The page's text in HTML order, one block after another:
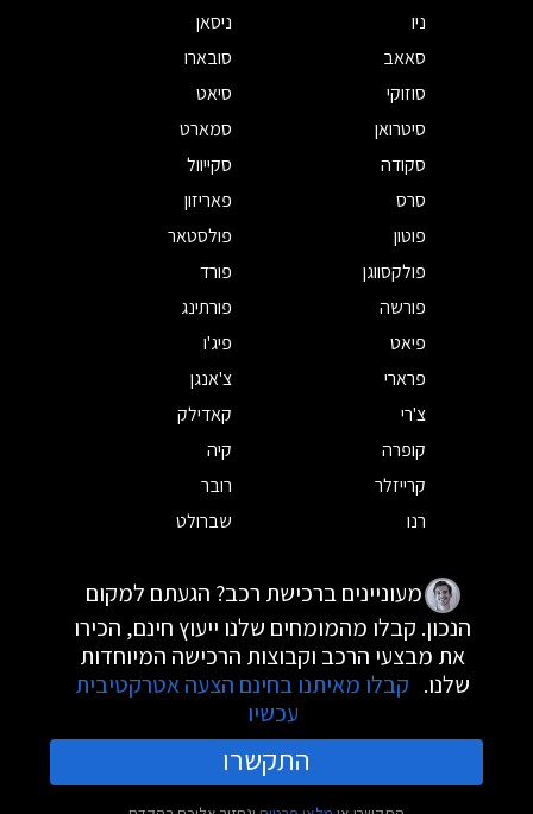
ניו
ניסאן
סאאב
סובארו
סוזוקי
סיאט
סיטרואן
סמארט
סקודה
סקייוול
סרס
פאריזון
פוטון
פולסטאר
פולקסווגן
פורד
פורשה
פורתינג
פיאט
פיג'ו
פרארי
צ'אנגן
צ'רי
קאדילק
קופרה
קיה
קרייזלר
רובר
רנו
שברולט
מעוניינים ברכישת רכב? הגעתם למקום
הנכון. קבלו מהמומחים שלנו ייעוץ חינם, הכירו
את מבצעי הרכב וקבוצות הרכישה המיוחדות
שלנו. קבלו מאיתנו בחינם הצעה אטרקטיבית
עכשיו
התקשרו